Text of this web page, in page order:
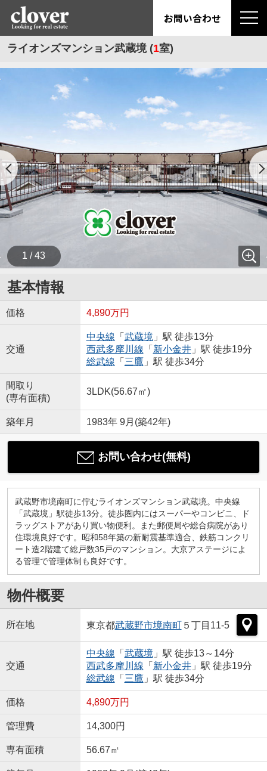
お問い合わせ
ライオンズマンション武蔵境 (1室)
1 / 43
基本情報
価格 4,890万円
交通
中央線 「 武蔵境 」駅 徒歩13分
西武多摩川線 「 新小金井」駅 徒歩19分
総武線 「 三鷹 」駅 徒歩34分
間取り
(専有面積)
3LDK(56.67㎡)
築年月 1983年 9月(築42年)
お問い合わせ(無料)
武蔵野市境南町に佇むライオンズマンション武蔵境。中央線
「武蔵境」駅徒歩13分。徒歩圏内にはスーパーやコンビニ、ド
ラッグストアがあり買い物便利。また郵便局や総合病院があり
住環境良好です。昭和58年築の新耐震基準適合、鉄筋コンクリ
ート造2階建て総戸数35戸のマンション。大京アステージによ
る管理で管理体制も良好です。
物件概要
所在地 東京都武蔵野市境南町５丁目11-5
交通
中央線 「 武蔵境 」駅 徒歩13～14分
西武多摩川線 「 新小金井」駅 徒歩19分
総武線 「 三鷹 」駅 徒歩34分
価格 4,890万円
管理費 14,300円
専有面積 56.67㎡